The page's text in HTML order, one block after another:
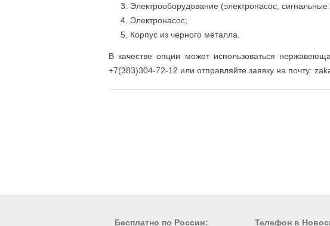
Электрооборудование (электронасос,
Электронасос;
Корпус из черного металла.
В качестве опции может использоваться
+7(383)304-72-12 или отправляйте заявку на почту:
Бесплатно по России: Телефон в